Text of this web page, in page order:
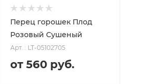
370P 3 640P
500
Перец горошек Плод
Розовый Сушеный
Арт. : LT-05102705
от 560 руб.